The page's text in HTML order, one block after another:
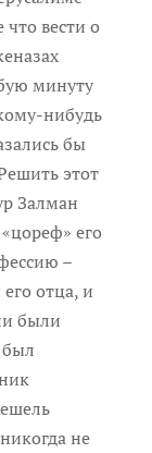
что вести о
минуту
нибудь
бы
этот
Залман
его
–
отца, и
были
не